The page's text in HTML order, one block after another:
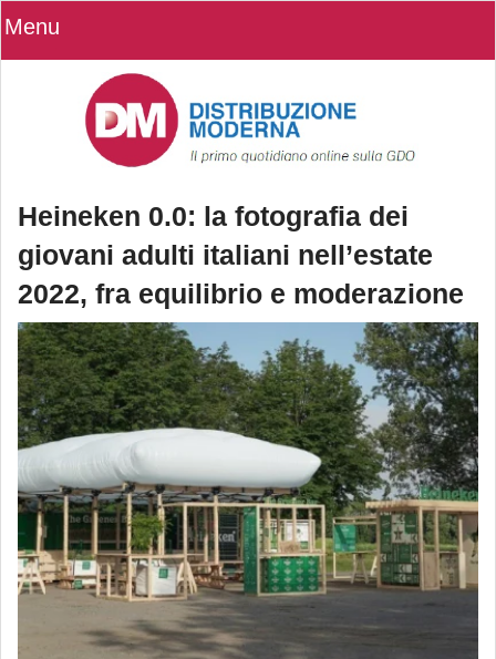
Menu
Heineken 0.0: la fotografia dei
giovani adulti italiani nell’estate
2022, fra equilibrio e moderazione